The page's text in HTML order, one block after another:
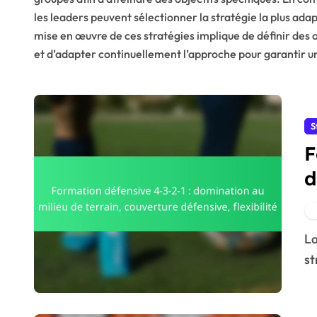
les leaders peuvent sélectionner la stratégie la plus
mise en œuvre de ces stratégies implique de définir des
et d’adapter continuellement l’approche pour garantir
La formation défensive 4-3-2-1 est un dispositif